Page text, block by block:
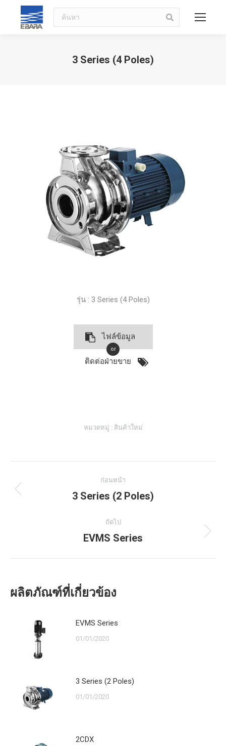
3 Series (4 Poles)
รุ่น : 3 Series (4 Poles)
ไฟล์ข้อมูล
or
ติดต่อฝ่ายขาย
หมวดหมู่ : สินค้าใหม่
navigation
ก่อนหน้า
Previous
3 Series (2 Poles)
ถัดไป
Next
EVMS Series
ผลิตภัณฑ์ที่เกี่ยวข้อง
EVMS Series
01/01/2020
3 Series (2 Poles)
01/01/2020
2CDX